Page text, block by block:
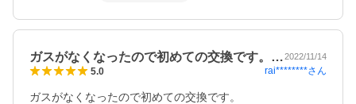
ガスがなくなったので初めての交換です。…2022/11/14
5.0 rai********さん
ガスがなくなったので初めての交換です。